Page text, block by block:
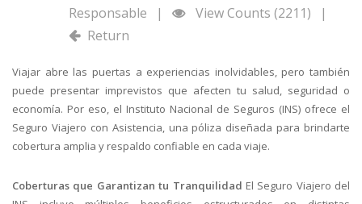
Responsable
| View Counts (2211)
|
Return
Viajar abre las puertas a experiencias inolvidables, pero también
puede presentar imprevistos que afecten tu salud, seguridad o
economía. Por eso, el Instituto Nacional de Seguros (INS) ofrece el
Seguro Viajero con Asistencia, una póliza diseñada para brindarte
cobertura amplia y respaldo confiable en cada viaje.
Coberturas que Garantizan tu Tranquilidad El Seguro Viajero del